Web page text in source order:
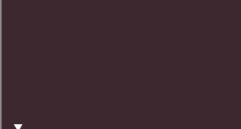
査定のみでも1時間無料、お買取